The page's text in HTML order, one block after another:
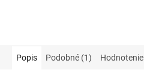
Popis Podobné (1) Hodnotenie